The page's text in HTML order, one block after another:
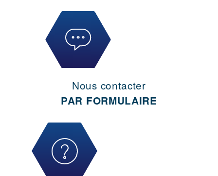
Nous contacter
PAR FORMULAIRE